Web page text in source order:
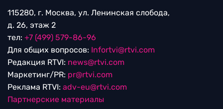
115280, г. Москва, ул. Ленинская слобода,
д. 26, этаж 2
тел: +7 (499) 579-86-96
Для общих вопросов: Infortvi@rtvi.com
Редакция RTVI: news@rtvi.com
Маркетинг/PR: pr@rtvi.com
Реклама RTVI: adv-eu@rtvi.com
Партнерские материалы